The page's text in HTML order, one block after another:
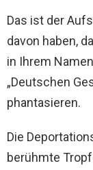
Das ist der
davon haben,
in Ihrem
„Deutschen
phantasieren.
Die
berühmte